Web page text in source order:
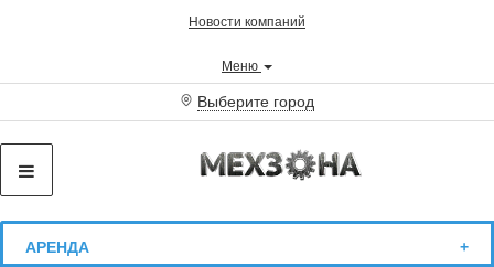
Новости компаний
Меню
Выберите город
АРЕНДА